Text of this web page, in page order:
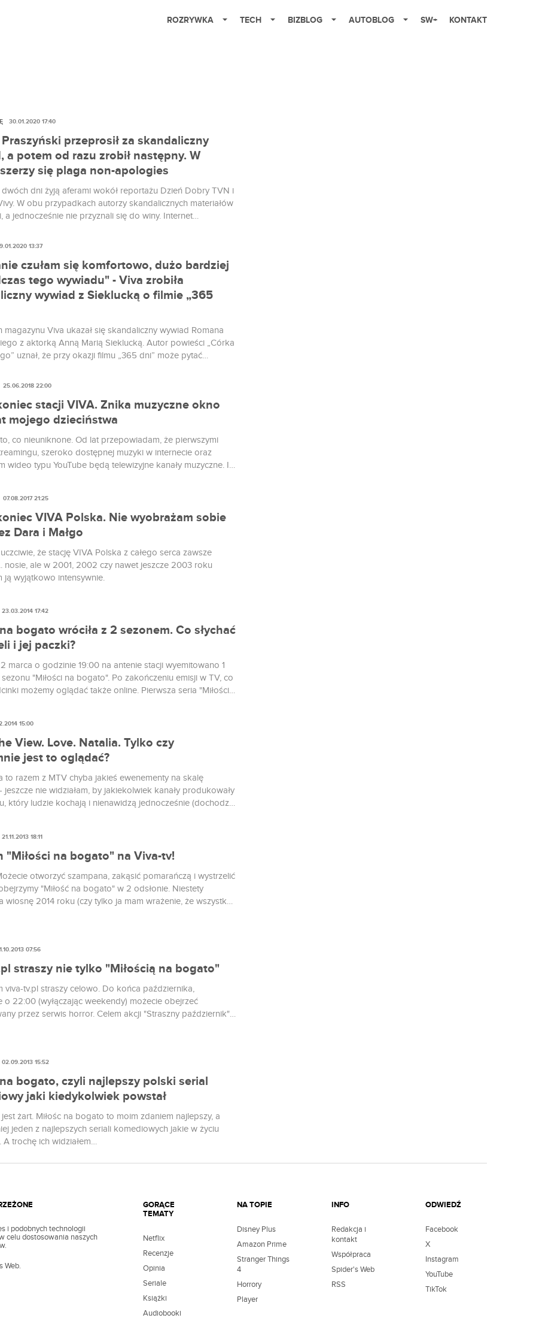
ROZRYWKA TECH BIZBLOG AUTOBLOG SW+ KONTAKT
przeprosił za skandaliczny
a potem od razu zrobił następny. W
się plaga non-apologies
dni żyją aferami wokół reportażu Dzień Dobry TVN i
W obu przypadkach autorzy skandalicznych materiałów
a jednocześnie nie przyznali się do winy. Internet
30.01.2020 17:40
czułam się komfortowo, dużo bardziej
tego wywiadu" - Viva zrobiła
wywiad z Sieklucką o filmie „365
magazynu Viva ukazał się skandaliczny wywiad Romana
z aktorką Anną Marią Sieklucką. Autor powieści „Córka
uznał, że przy okazji filmu „365 dni” może pytać
13:37
stacji VIVA. Znika muzyczne okno
mojego dzieciństwa
co nieuniknone. Od lat przepowiadam, że pierwszymi
szeroko dostępnej muzyki w internecie oraz
wideo typu YouTube będą telewizyjne kanały muzyczne. I
sobie jej zasługi dla świadomości muzycznej
na przełomie tysiącleci. A było ono
25.06.2018 22:00
VIVA Polska. Nie wyobrażam sobie
Dara i Małgo
że stację VIVA Polska z całego serca zawsze
nosie, ale w 2001, 2002 czy nawet jeszcze 2003 roku
ją wyjątkowo intensywnie.
07.08.2017 21:25
bogato wróciła z 2 sezonem. Co słychać
i jej paczki?
marca o godzinie 19:00 na antenie stacji wyemitowano 1
"Miłości na bogato". Po zakończeniu emisji w TV, co
możemy oglądać także online. Pierwsza seria "Miłości
do Warszawy i rozpoczęcie kariery były tylko
pokazuje, że choć scenarzyści trochę zwariowali,
do normy - Justyna przechodzi rehabilitację, a jej
piją szampana.
23.03.2014 17:42
View. Love. Natalia. Tylko czy
jest to oglądać?
to razem z MTV chyba jakieś ewenementy na skalę
jeszcze nie widziałam, by jakiekolwiek kanały produkowały
który ludzie kochają i nienawidzą jednocześnie (dochodzi
życia Natalii Siwiec (tej od roznegliżowanych
z maścią do wybielania odbytu).
15:00
"Miłości na bogato" na Viva-tv!
otworzyć szampana, zakąsić pomarańczą i wystrzelić
"Miłość na bogato" w 2 odsłonie. Niestety
wiosnę 2014 roku (czy tylko ja mam wrażenie, że wszystko,
już odetchnąć z ulgą.
21.11.2013 18:11
straszy nie tylko "Miłością na bogato"
viva-tv.pl straszy celowo. Do końca października,
o 22:00 (wyłączając weekendy) możecie obejrzeć
przez serwis horror. Celem akcji "Straszny październik"
07:56
bogato, czyli najlepszy polski serial
jaki kiedykolwiek powstał
żart. Miłośc na bogato to moim zdaniem najlepszy, a
jeden z najlepszych seriali komediowych jakie w życiu
A trochę ich widziałem…
02.09.2013 15:52
i podobnych technologii
celu dostosowania naszych
Web.
GORĄCE
TEMATY
Netflix
Recenzje
Opinia
Seriale
Książki
Audiobooki
NA TOPIE
Disney Plus
Amazon Prime
Stranger Things
4
Horrory
Player
INFO
Redakcja i
kontakt
Współpraca
Spider's Web
RSS
ODWIEDŹ
Facebook
X
Instagram
YouTube
TikTok